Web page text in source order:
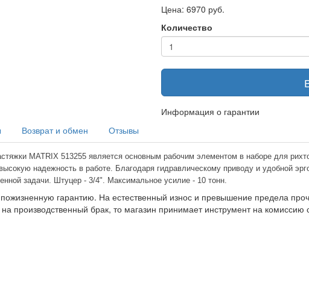
Цена: 6970 руб.
Количество
Информация о гарантии
Возврат и обмен Отзывы
MATRIX 513255 является основным рабочим элементом в наборе для
надежность в работе. Благодаря гидравлическому приводу и удобной
задачи. Штуцер - 3/4". Максимальное усилие - 10 тонн.
гарантию. На естественный износ и превышение предела
производственный брак, то магазин принимает инструмент на